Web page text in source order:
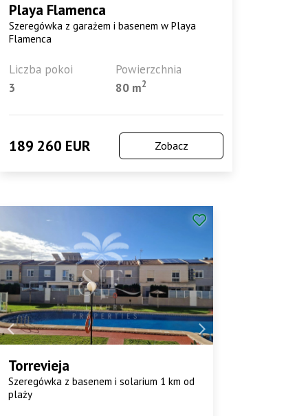
Playa Flamenca
Szeregówka z garażem i basenem w Playa
Flamenca
Liczba pokoi
3
Powierzchnia
80 m2
189 260 EUR Zobacz
Torrevieja
Szeregówka z basenem i solarium 1 km od
plaży